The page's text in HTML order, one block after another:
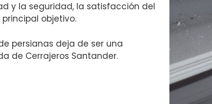
y la seguridad, la satisfacción del
objetivo.
persianas deja de ser una
de Cerrajeros Santander.